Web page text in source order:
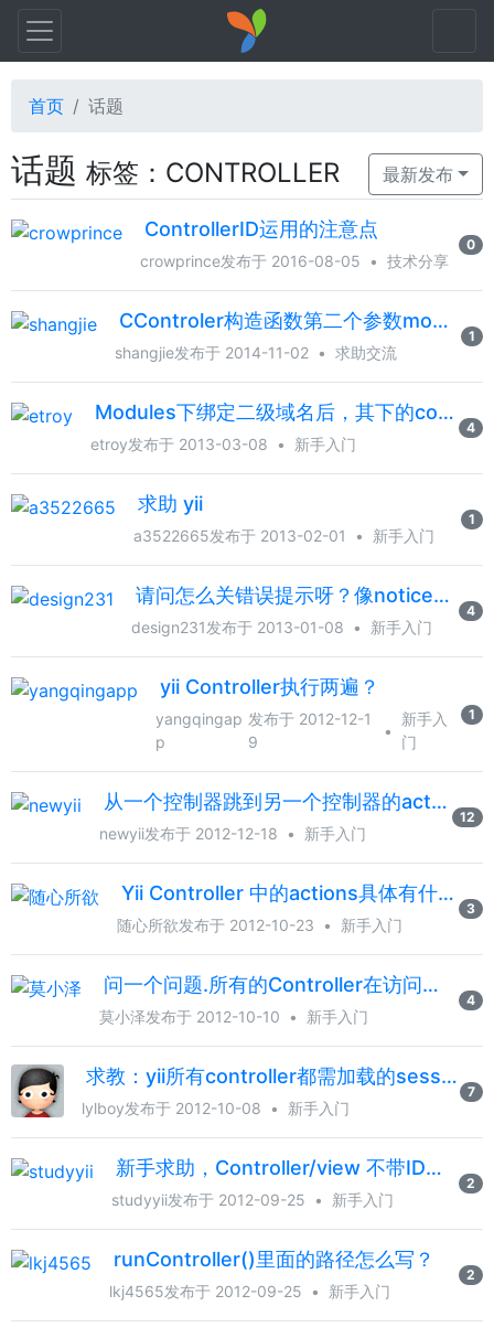
首页 话题
话题 标签：CONTROLLER 最新发布
ControllerID运用的注意点
crowprince发布于 2016-08-05 • 技术分享
0
CControler构造函数第二个参数module传值
shangjie发布于 2014-11-02 • 求助交流
1
Modules下绑定二级域名后，其下的controller如何做URL美化
etroy发布于 2013-03-08 • 新手入门
4
求助 yii
a3522665发布于 2013-02-01 • 新手入门
1
请问怎么关错误提示呀？像notice什么的，就直接屏蔽掉？
design231发布于 2013-01-08 • 新手入门
4
yii Controller执行两遍？
yangqingap
p
发布于 2012-12-1
9
•
新手入
门
1
从一个控制器跳到另一个控制器的action执行怎么办
newyii发布于 2012-12-18 • 新手入门
12
Yii Controller 中的actions具体有什么作用？
随心所欲发布于 2012-10-23 • 新手入门
3
问一个问题.所有的Controller在访问的时候都调用的site/index
莫小泽发布于 2012-10-10 • 新手入门
4
求教：yii所有controller都需加载的session判断写在哪里才行？
lylboy发布于 2012-10-08 • 新手入门
7
新手求助，Controller/view 不带ID请求
studyyii发布于 2012-09-25 • 新手入门
2
runController()里面的路径怎么写？
lkj4565发布于 2012-09-25 • 新手入门
2